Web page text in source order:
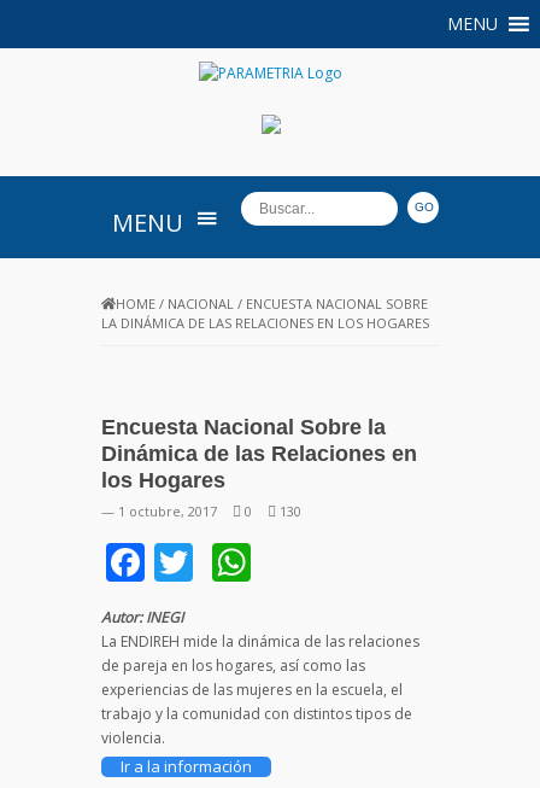
MENU
PARAMETRIA
MENU
HOME / NACIONAL / ENCUESTA NACIONAL SOBRE
LA DINÁMICA DE LAS RELACIONES EN LOS HOGARES
Encuesta Nacional Sobre la
Dinámica de las Relaciones en
los Hogares
— 1 octubre, 2017 0 130
Facebook
Twitter
Autor: INEGI
La ENDIREH mide la dinámica de las relaciones
de pareja en los hogares, así como las
experiencias de las mujeres en la escuela, el
trabajo y la comunidad con distintos tipos de
violencia.
Ir a la información